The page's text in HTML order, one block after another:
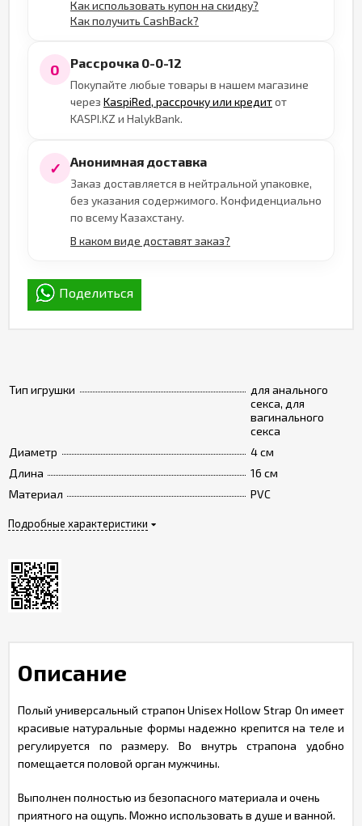
Тип игрушки
для анального
секса, для
вагинального
секса
Диаметр
4 см
Длина
16 см
Материал
PVC
Подробные характеристики
Как использовать купон на скидку?
Как получить CashBack?
0 Рассрочка 0-0-12
Покупайте любые товары в нашем магазине
через KaspiRed, рассрочку или кредитот
KASPI.KZ и HalykBank.
✓ Анонимная доставка
Заказ доставляется в нейтральной упаковке,
без указания содержимого. Конфиденциально
по всему Казахстану.
В каком виде доставят заказ?
Поделиться
Описание
Полый универсальный страпон Unisex Hollow Strap On имеет
красивые натуральные формы надежно крепится на теле и
регулируется по размеру. Во внутрь страпона удобно
помещается половой орган мужчины.
Выполнен полностью из безопасного материала и очень
приятного на ощупь. Можно использовать в душе и ванной.